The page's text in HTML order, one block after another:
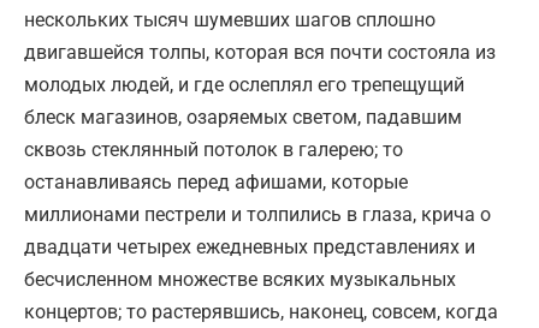
нескольких тысяч шумевших шагов сплошно
двигавшейся толпы, которая вся почти состояла из
молодых людей, и где ослеплял его трепещущий
блеск магазинов, озаряемых светом, падавшим
сквозь стеклянный потолок в галерею; то
останавливаясь перед афишами, которые
миллионами пестрели и толпились в глаза, крича о
двадцати четырех ежедневных представлениях и
бесчисленном множестве всяких музыкальных
концертов; то растерявшись, наконец, совсем, когда